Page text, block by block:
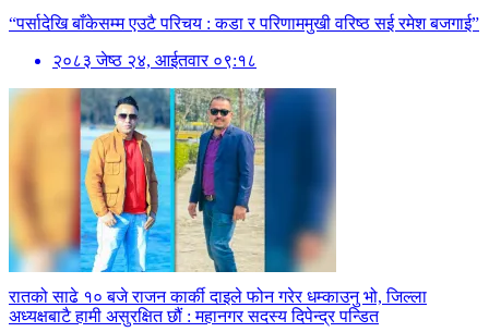
“पर्सादेखि बाँकेसम्म एउटै परिचय : कडा र परिणाममुखी वरिष्ठ सई रमेश बजगाई”
२०८३ जेष्ठ २४, आईतवार ०९:१८
रातको साढे १० बजे राजन कार्की दाइले फोन गरेर धम्काउनु भो, जिल्ला
अध्यक्षबाटै हामी असुरक्षित छौं : महानगर सदस्य दिपेन्द्र पन्डित